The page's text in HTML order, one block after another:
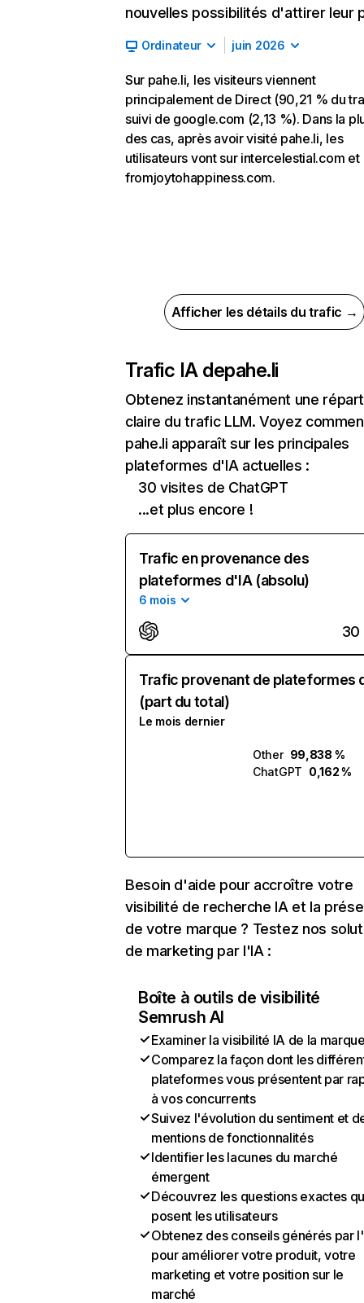
nouvelles possibilités d'attirer leur
Ordinateur juin 2026
Sur pahe.li, les visiteurs viennent
principalement de Direct (90,21 % du
suivi de google.com (2,13 %). Dans la
des cas, après avoir visité pahe.li, les
utilisateurs vont sur intercelestial.com et
fromjoytohappiness.com.
Afficher les détails du trafic →
Trafic IA depahe.li
Obtenez instantanément une
claire du trafic LLM. Voyez
pahe.li apparaît sur les principales
plateformes d'IA actuelles :
30 visites de ChatGPT
...et plus encore !
Trafic en provenance des
plateformes d'IA (absolu)
6 mois
30
Trafic provenant de plateformes
(part du total)
Le mois dernier
Other 99,838 %
ChatGPT 0,162 %
Besoin d'aide pour accroître votre
visibilité de recherche IA et la
de votre marque ? Testez nos
de marketing par l'IA :
Boîte à outils de visibilité
Semrush AI
Examiner la visibilité IA de la
Comparez la façon dont les
plateformes vous présentent par
à vos concurrents
Suivez l'évolution du sentiment et
mentions de fonctionnalités
Identifier les lacunes du marché
émergent
Découvrez les questions exactes
posent les utilisateurs
Obtenez des conseils générés par
pour améliorer votre produit, votre
marketing et votre position sur le
marché